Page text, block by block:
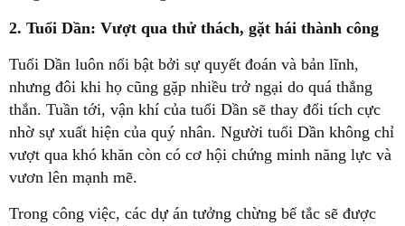
2. Tuổi Dần: Vượt qua thử thách, gặt hái thành công
Tuổi Dần luôn nổi bật bởi sự quyết đoán và bản lĩnh,
nhưng đôi khi họ cũng gặp nhiều trở ngại do quá thẳng
thắn. Tuần tới, vận khí của tuổi Dần sẽ thay đổi tích cực
nhờ sự xuất hiện của quý nhân. Người tuổi Dần không chỉ
vượt qua khó khăn còn có cơ hội chứng minh năng lực và
vươn lên mạnh mẽ.
Trong công việc, các dự án tưởng chừng bế tắc sẽ được